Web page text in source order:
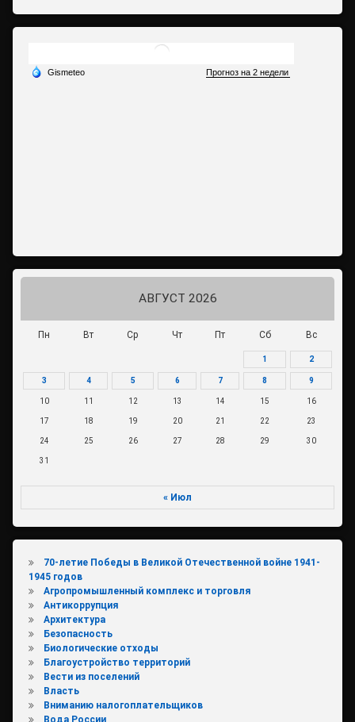
АВГУСТ 2026
Пн Вт Ср Чт Пт Сб Вс
1 2
3 4 5 6 7 8 9
10 11 12 13 14 15 16
17 18 19 20 21 22 23
24 25 26 27 28 29 30
31
« Июл
70-летие Победы в Великой Отечественной войне 1941-
1945 годов
Агропромышленный комплекс и торговля
Антикоррупция
Архитектура
Безопасность
Биологические отходы
Благоустройство территорий
Вести из поселений
Власть
Вниманию налогоплательщиков
Вода России